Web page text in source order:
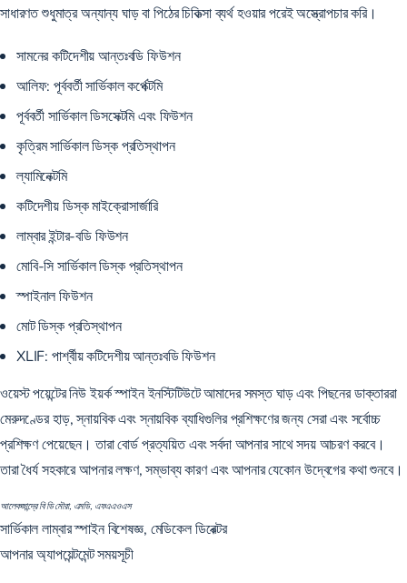
সাধারণত শুধুমাত্র অন্যান্য ঘাড় বা পিঠের চিকিত্সা ব্যর্থ হওয়ার পরেই অস্ত্রোপচার করি।
সামনের কটিদেশীয় আন্তঃবডি ফিউশন
আলিফ: পূর্ববর্তী সার্ভিকাল কর্পেক্টমি
পূর্ববর্তী সার্ভিকাল ডিসসেক্টমি এবং ফিউশন
কৃত্রিম সার্ভিকাল ডিস্ক প্রতিস্থাপন
ল্যামিনেক্টমি
কটিদেশীয় ডিস্ক মাইক্রোসার্জারি
লাম্বার ইন্টার-বডি ফিউশন
মোবি-সি সার্ভিকাল ডিস্ক প্রতিস্থাপন
স্পাইনাল ফিউশন
মোট ডিস্ক প্রতিস্থাপন
XLIF: পার্শ্বীয় কটিদেশীয় আন্তঃবডি ফিউশন
ওয়েস্ট পয়েন্টের নিউ ইয়র্ক স্পাইন ইনস্টিটিউটে আমাদের সমস্ত ঘাড় এবং পিছনের ডাক্তাররা
মেরুদণ্ডের হাড়, স্নায়বিক এবং স্নায়বিক ব্যাধিগুলির প্রশিক্ষণের জন্য সেরা এবং সর্বোচ্চ
প্রশিক্ষণ পেয়েছেন। তারা বোর্ড প্রত্যয়িত এবং সর্বদা আপনার সাথে সদয় আচরণ করবে।
তারা ধৈর্য সহকারে আপনার লক্ষণ, সম্ভাব্য কারণ এবং আপনার যেকোন উদ্বেগের কথা শুনবে।
আলেকজান্দ্রে বি ডি মৌরা, এমডি, এফএএওএস
সার্ভিকাল লাম্বার স্পাইন বিশেষজ্ঞ, মেডিকেল ডিরেক্টর
আপনার অ্যাপয়েন্টমেন্ট সময়সূচী